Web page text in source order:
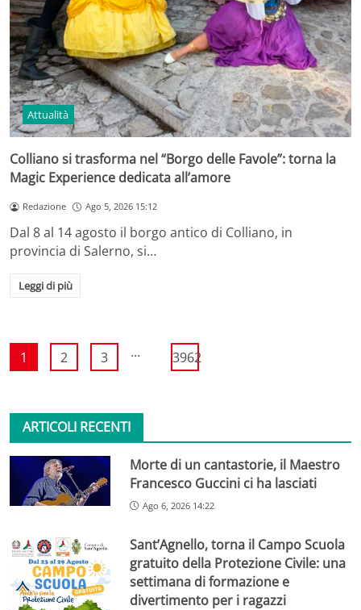
Attualità
Colliano si trasforma nel “Borgo delle Favole”: torna la
Magic Experience dedicata all’amore
Redazione Ago 5, 2026 15:12
Dal 8 al 14 agosto il borgo antico di Colliano, in
provincia di Salerno, si…
Leggi di più
1 2 3 ... 3962
ARTICOLI RECENTI
Morte di un cantastorie, il Maestro
Francesco Guccini ci ha lasciati
Ago 6, 2026 14:22
Sant’Agnello, torna il Campo Scuola
gratuito della Protezione Civile: una
settimana di formazione e
divertimento per i ragazzi